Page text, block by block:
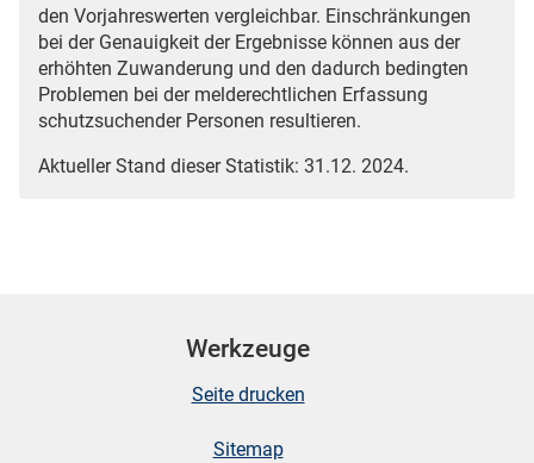
den Vorjahreswerten vergleichbar. Einschränkungen
bei der Genauigkeit der Ergebnisse können aus der
erhöhten Zuwanderung und den dadurch bedingten
Problemen bei der melderechtlichen Erfassung
schutzsuchender Personen resultieren.
Aktueller Stand dieser Statistik: 31.12. 2024.
Werkzeuge
Seite drucken
Sitemap